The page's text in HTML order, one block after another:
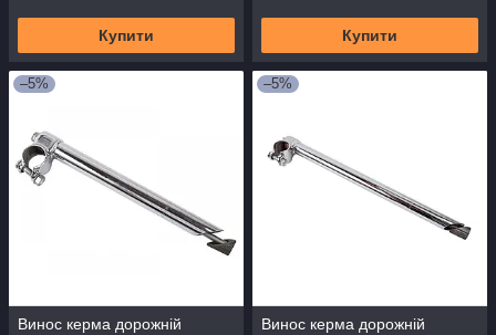
Купити Купити
–5%
Винос керма дорожній
–5%
Винос керма дорожній